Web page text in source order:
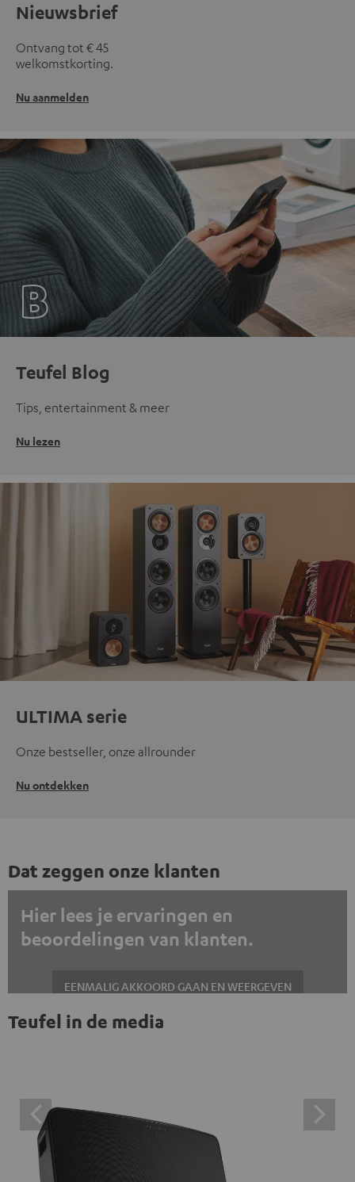
Nieuwsbrief
Ontvang tot € 45
welkomstkorting.
Nu aanmelden
Teufel Blog
Tips, entertainment & meer
Nu lezen
ULTIMA serie
Onze bestseller, onze allrounder
Nu ontdekken
Dat zeggen onze klanten
Hier lees je ervaringen en
beoordelingen van klanten.
EENMALIG AKKOORD GAAN EN WEERGEVEN
Altijd externe inhoud weergeven? Schakel dit in de gegevensinstellingen
inhoud te klikken, stem je ermee in dat je de externe
inhoud te zien krijgt. Dit betekent dat persoonlijke
gegevens kunnen worden doorgegeven aan platforms
van derden. Meer informatie hierover vind je in ons
Teufel in de media